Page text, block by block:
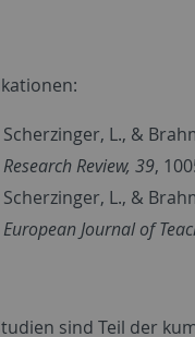
Scherzinger, L., &
Research Review, 39,
Scherzinger, L., &
European Journal of
sind Teil der